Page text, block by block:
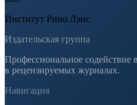
Институт Рино Лэнс
Издательская группа
Профессиональное содействие
в рецензируемых журналах.
Навигация